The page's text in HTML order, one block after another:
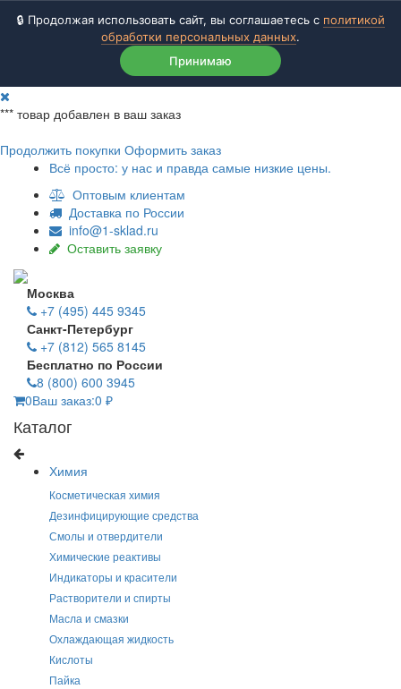
🔒 Продолжая использовать сайт, вы соглашаетесь с политикой
обработки персональных данных.
Принимаю
*** товар добавлен в ваш заказ
Продолжить покупки Оформить заказ
Всё просто: у нас и правда самые низкие цены.
Оптовым клиентам
Доставка по России
info@1-sklad.ru
Оставить заявку
Москва
+7 (495) 445 9345
Санкт-Петербург
+7 (812) 565 8145
Бесплатно по России
8 (800) 600 3945
0Ваш заказ:0 ₽
Каталог
Химия
Косметическая химия
Дезинфицирующие средства
Смолы и отвердители
Химические реактивы
Индикаторы и красители
Растворители и спирты
Масла и смазки
Охлаждающая жидкость
Кислоты
Пайка